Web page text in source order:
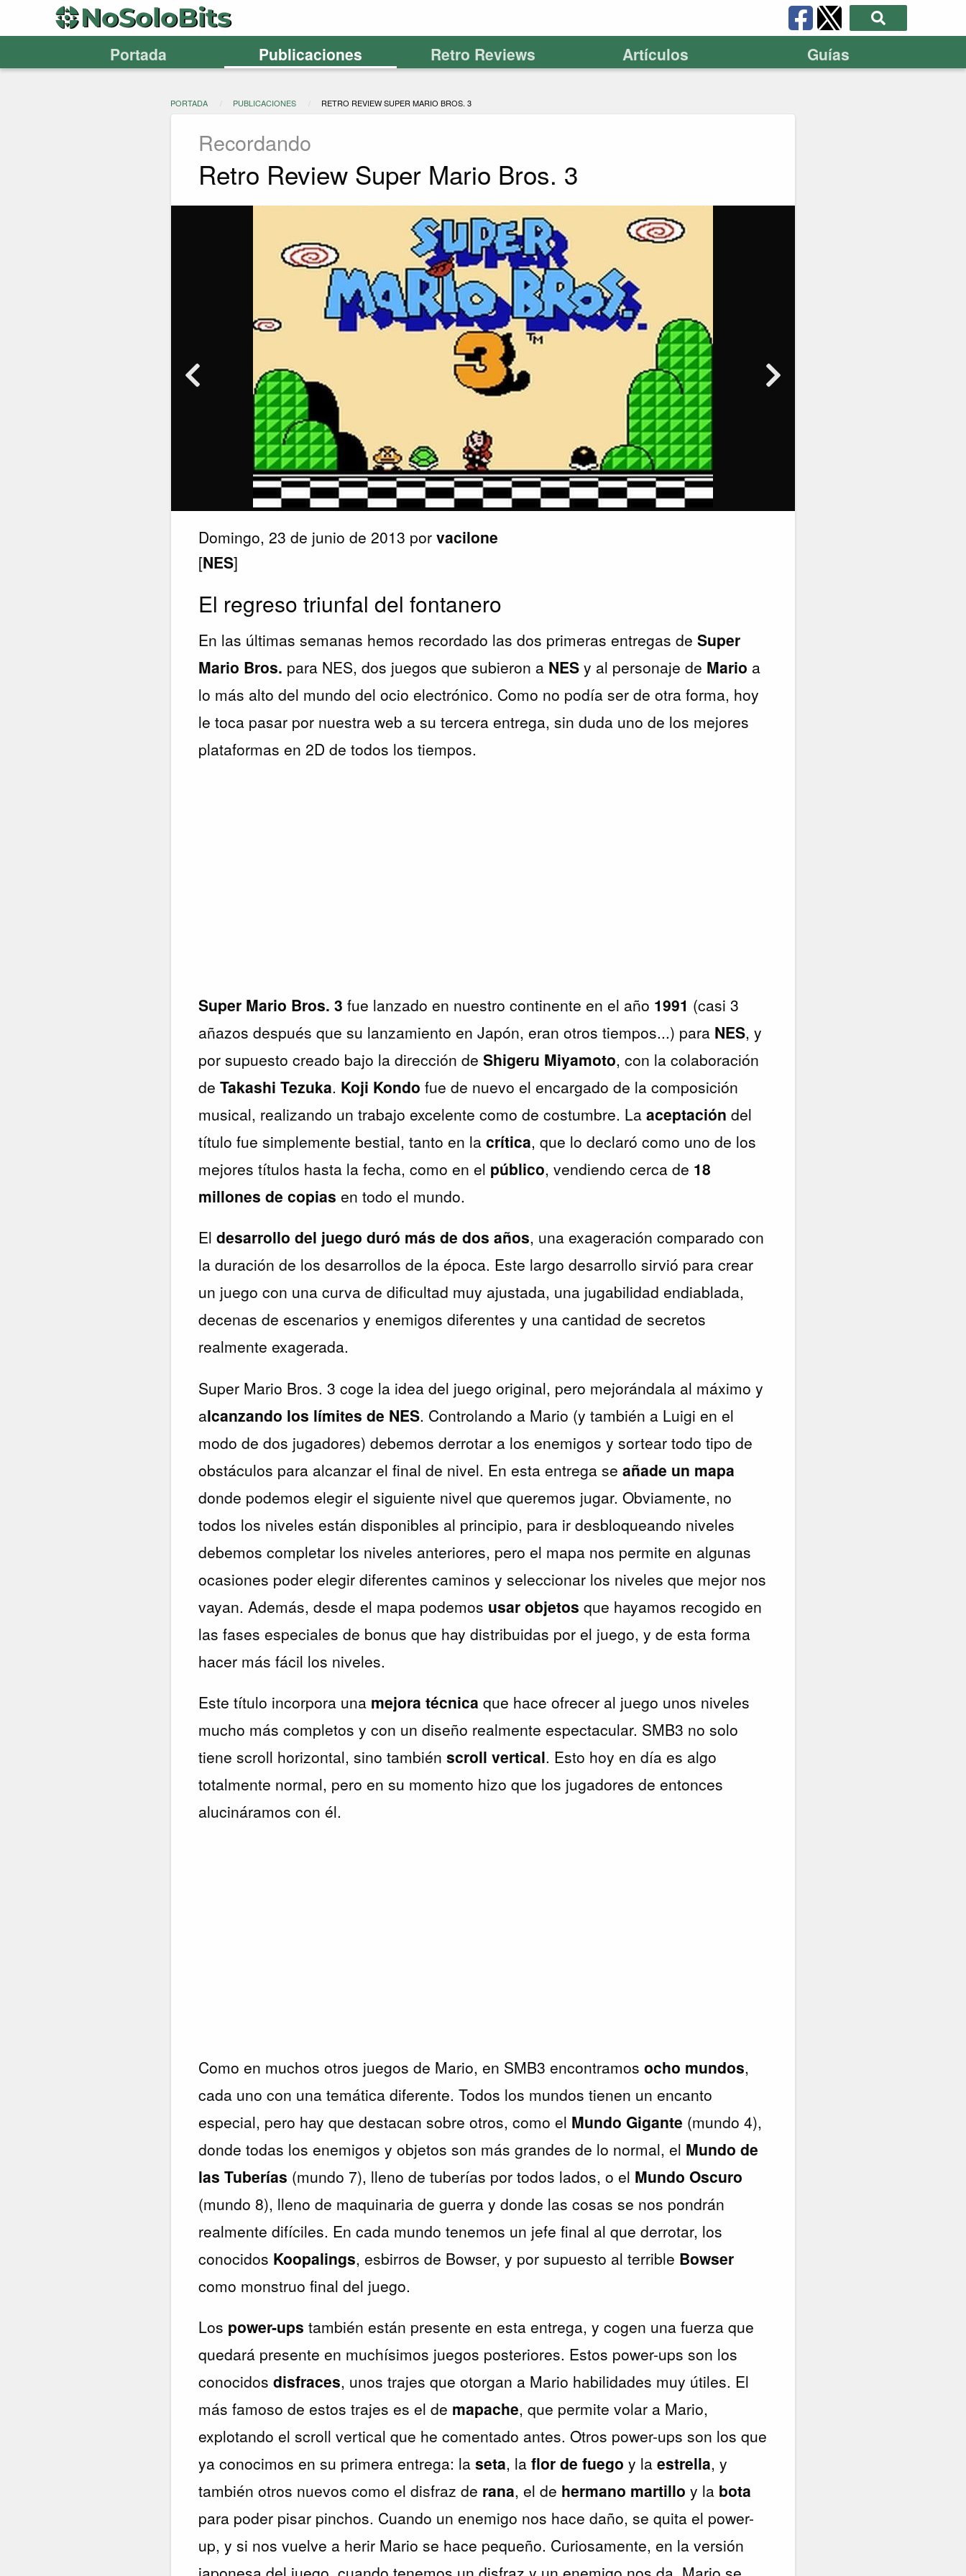
Portada Publicaciones Retro Reviews Artículos Guías
PORTADA PUBLICACIONES RETRO REVIEW SUPER MARIO BROS. 3
Recordando
Retro Review Super Mario Bros. 3
Domingo, 23 de junio de 2013 porvacilone
[NES]
El regreso triunfal del fontanero
En las últimas semanas hemos recordado las dos primeras entregas deSuper
Mario Bros. para NES, dos juegos que subieron a NESy al personaje de Mario a
lo más alto del mundo del ocio electrónico. Como no podía ser de otra forma, hoy
le toca pasar por nuestra web a su tercera entrega, sin duda uno de los mejores
plataformas en 2D de todos los tiempos.
Super Mario Bros. 3 fue lanzado en nuestro continente en el año 1991 (casi 3
añazos después que su lanzamiento en Japón, eran otros tiempos...) para NES, y
por supuesto creado bajo la dirección deShigeru Miyamoto, con la colaboración
deTakashi Tezuka. Koji Kondo fue de nuevo el encargado de la composición
musical, realizando un trabajo excelente como de costumbre. Laaceptación del
título fue simplemente bestial, tanto en lacrítica, que lo declaró como uno de los
mejores títulos hasta la fecha, como en el público, vendiendo cerca de 18
millones de copias en todo el mundo.
Eldesarrollo del juego duró más de dos años, una exageración comparado con
la duración de los desarrollos de la época. Este largo desarrollo sirvió para crear
un juego con una curva de dificultad muy ajustada, una jugabilidad endiablada,
decenas de escenarios y enemigos diferentes y una cantidad de secretos
realmente exagerada.
Super Mario Bros. 3 coge la idea del juego original, pero mejorándala al máximo y
alcanzando los límites de NES. Controlando a Mario (y también a Luigi en el
modo de dos jugadores) debemos derrotar a los enemigos y sortear todo tipo de
obstáculos para alcanzar el final de nivel. En esta entrega seañade un mapa
donde podemos elegir el siguiente nivel que queremos jugar. Obviamente, no
todos los niveles están disponibles al principio, para ir desbloqueando niveles
debemos completar los niveles anteriores, pero el mapa nos permite en algunas
ocasiones poder elegir diferentes caminos y seleccionar los niveles que mejor nos
vayan. Además, desde el mapa podemos usar objetos que hayamos recogido en
las fases especiales de bonus que hay distribuidas por el juego, y de esta forma
hacer más fácil los niveles.
Este título incorpora una mejora técnica que hace ofrecer al juego unos niveles
mucho más completos y con un diseño realmente espectacular. SMB3 no solo
tiene scroll horizontal, sino tambiénscroll vertical. Esto hoy en día es algo
totalmente normal, pero en su momento hizo que los jugadores de entonces
alucináramos con él.
Como en muchos otros juegos de Mario, en SMB3 encontramosocho mundos,
cada uno con una temática diferente. Todos los mundos tienen un encanto
especial, pero hay que destacan sobre otros, como el Mundo Gigante (mundo 4),
donde todas los enemigos y objetos son más grandes de lo normal, el Mundo de
las Tuberías (mundo 7), lleno de tuberías por todos lados, o el Mundo Oscuro
(mundo 8), lleno de maquinaria de guerra y donde las cosas se nos pondrán
realmente difíciles. En cada mundo tenemos un jefe final al que derrotar, los
conocidos Koopalings, esbirros de Bowser, y por supuesto al terrible Bowser
como monstruo final del juego.
Los power-ups también están presente en esta entrega, y cogen una fuerza que
quedará presente en muchísimos juegos posteriores. Estos power-ups son los
conocidosdisfraces, unos trajes que otorgan a Mario habilidades muy útiles. El
más famoso de estos trajes es el de mapache, que permite volar a Mario,
explotando el scroll vertical que he comentado antes. Otros power-ups son los que
ya conocimos en su primera entrega: laseta, la flor de fuego y laestrella, y
también otros nuevos como el disfraz de rana, el de hermano martillo y la bota
para poder pisar pinchos. Cuando un enemigo nos hace daño, se quita el power-
up, y si nos vuelve a herir Mario se hace pequeño. Curiosamente, en la versión